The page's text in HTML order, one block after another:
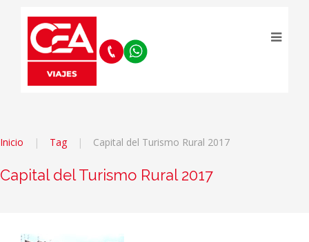
Inicio Tag Capital del Turismo Rural 2017
Capital del Turismo Rural 2017